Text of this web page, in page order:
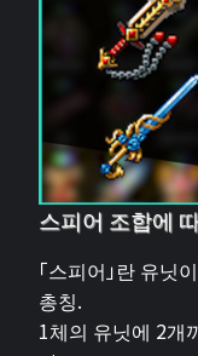
스피어 조합에
「스피어」란 유
총칭.
1체의 유닛에 2개